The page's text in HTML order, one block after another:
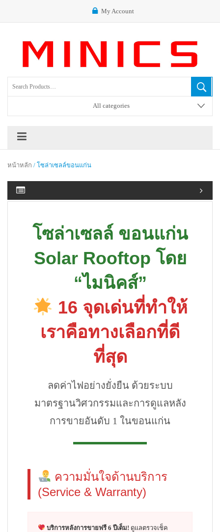
My Account
All categories
หน้าหลัก / โซล่าเซลล์ขอนแก่น
โซล่าเซลล์ ขอนแก่น
Solar Rooftop โดย
“ไมนิคส์”
16 จุดเด่นที่ทำให้
เราคือทางเลือกที่ดี
ที่สุด
ลดค่าไฟอย่างยั่งยืน ด้วยระบบ
มาตรฐานวิศวกรรมและการดูแลหลัง
การขายอันดับ 1 ในขอนแก่น
ความมั่นใจด้านบริการ
(Service & Warranty)
บริการหลังการขายฟรี 6 ปีเต็ม! ดูแลตรวจเช็ค